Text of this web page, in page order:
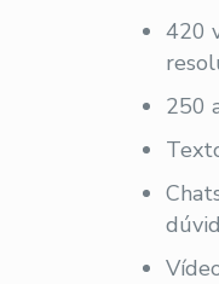
420
250